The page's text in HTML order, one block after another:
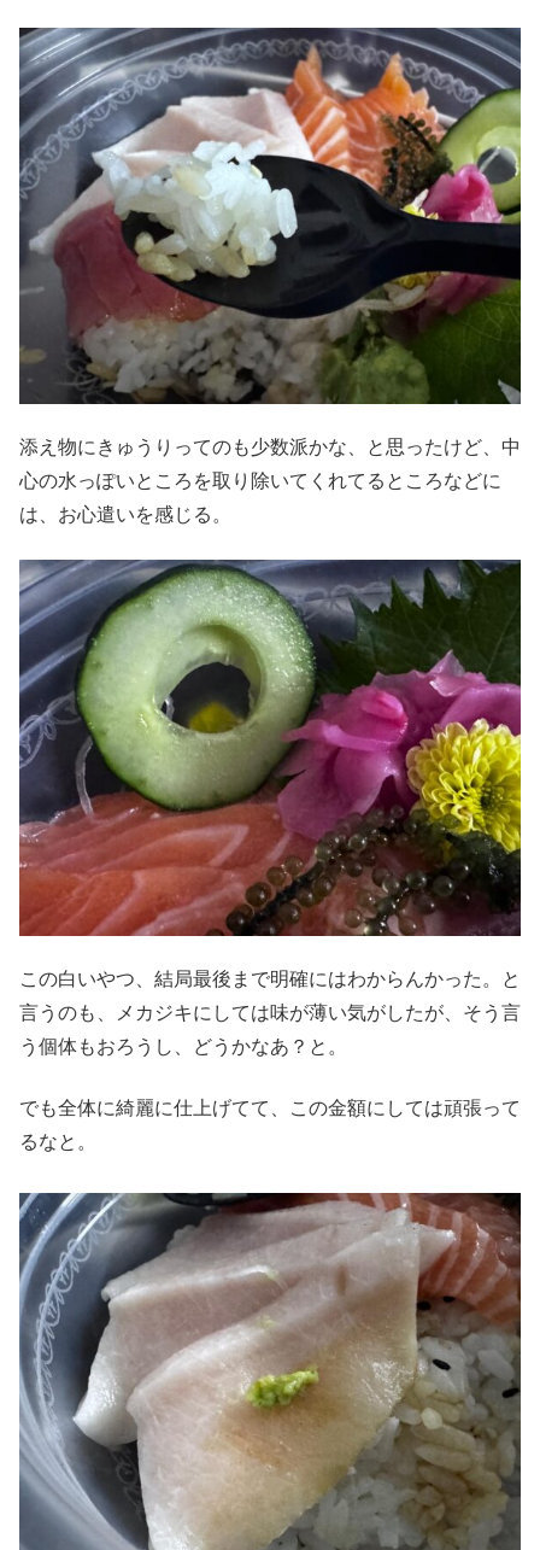
添え物にきゅうりってのも少数派かな、と思ったけど、中
心の水っぽいところを取り除いてくれてるところなどに
は、お心遣いを感じる。
この白いやつ、結局最後まで明確にはわからんかった。と
言うのも、メカジキにしては味が薄い気がしたが、そう言
う個体もおろうし、どうかなあ？と。
でも全体に綺麗に仕上げてて、この金額にしては頑張って
るなと。